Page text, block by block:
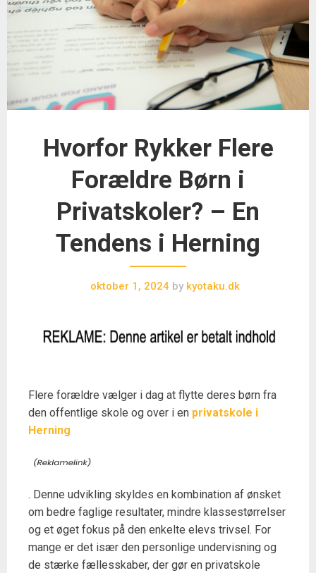
Hvorfor Rykker Flere
Forældre Børn i
Privatskoler? – En
Tendens i Herning
oktober 1, 2024 by kyotaku.dk
Flere forældre vælger i dag at flytte deres børn fra
den offentlige skole og over i en privatskole i
Herning
. Denne udvikling skyldes en kombination af ønsket
om bedre faglige resultater, mindre klassestørrelser
og et øget fokus på den enkelte elevs trivsel. For
mange er det især den personlige undervisning og
de stærke fællesskaber, der gør en privatskole